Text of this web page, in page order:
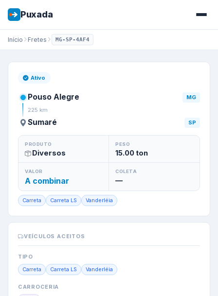
Puxada
Início Fretes MG-SP-4AF4
Frete de
Ativo
Pouso Alegre
MG
225 km
Sumaré SP
PRODUTO
Diversos
PESO
15.00ton
VALOR
A combinar
COLETA
—
Carreta Carreta LS Vanderléia
VEÍCULOS ACEITOS
TIPO
Carreta Carreta LS Vanderléia
CARROCERIA